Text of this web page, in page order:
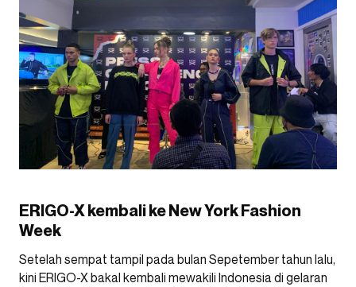
ERIGO-X kembali ke New York Fashion
Week
Setelah sempat tampil pada bulan Sepetember tahun lalu,
kini ERIGO-X bakal kembali mewakili Indonesia di gelaran